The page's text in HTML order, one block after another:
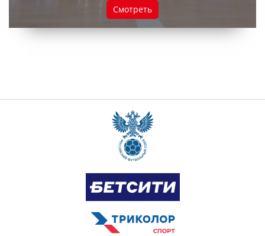
Смотреть